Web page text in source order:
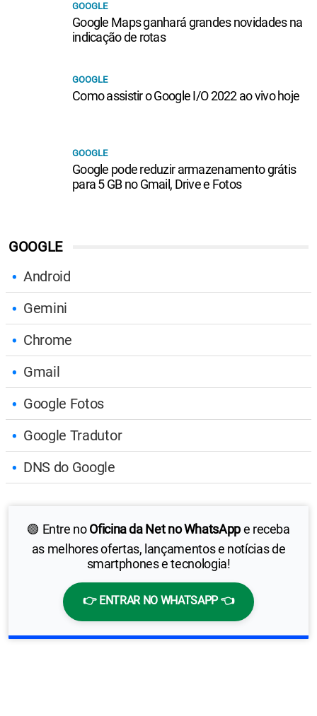
GOOGLE
Android
Gemini
Chrome
Gmail
Google Fotos
Google Tradutor
DNS do Google
🟢 Entre noOficina da Net no WhatsAppe receba
as melhores ofertas, lançamentos e notícias de
smartphones e tecnologia!
👉 ENTRAR NO WHATSAPP 👈
GOOGLE
Google Maps ganhará grandes novidades na
indicação de rotas
GOOGLE
Como assistir o Google I/O 2022 ao vivo hoje
GOOGLE
Google pode reduzir armazenamento grátis
para 5 GB no Gmail, Drive e Fotos